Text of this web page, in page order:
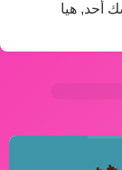
أحد, هيا